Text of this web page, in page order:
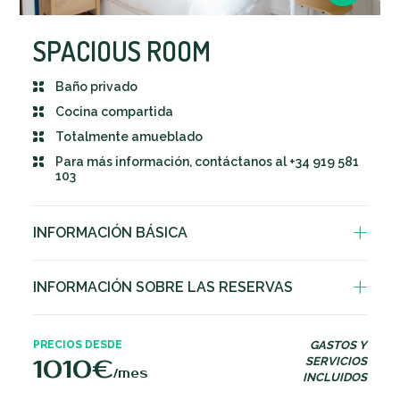
SPACIOUS ROOM
Baño privado
Cocina compartida
Totalmente amueblado
Para más información, contáctanos al +34 919 581
103
INFORMACIÓN BÁSICA
personas más.
secadora.
INFORMACIÓN SOBRE LAS RESERVAS
Los precios varían según la duración de la
PRECIOS DESDE
1010€/mes
GASTOS Y
SERVICIOS
INCLUIDOS